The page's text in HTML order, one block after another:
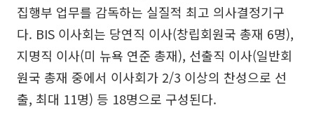
집행부 업무를 감독하는 실질적 최고 의사결정기구
다. BIS 이사회는 당연직 이사(창립회원국 총재 6명),
지명직 이사(미 뉴욕 연준 총재), 선출직 이사(일반회
원국 총재 중에서 이사회가 2/3 이상의 찬성으로 선
출, 최대 11명) 등 18명으로 구성된다.